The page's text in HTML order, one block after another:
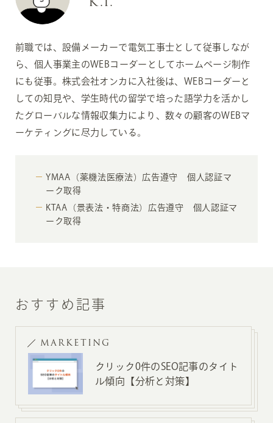
前職では、設備メーカーで電気工事士として従事しなが
ら、個人事業主のWEBコーダーとしてホームページ制作
にも従事。株式会社オンカに入社後は、WEBコーダーと
しての知見や、学生時代の留学で培った語学力を活かし
たグローバルな情報収集力により、数々の顧客のWEBマ
ーケティングに尽力している。
YMAA（薬機法医療法）広告遵守 個人認証マ
ーク取得
KTAA（景表法・特商法）広告遵守 個人認証マ
ーク取得
おすすめ記事
MARKETING
クリック0件のSEO記事のタイト
ル傾向【分析と対策】